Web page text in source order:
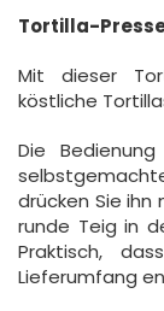
Tortilla-
Mit dieser
köstliche
Die
drücken Sie
runde Teig in
Praktisch,
Lieferumfang